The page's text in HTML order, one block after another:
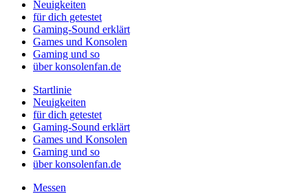
Neuigkeiten
für dich getestet
Gaming-Sound erklärt
Games und Konsolen
Gaming und so
über konsolenfan.de
Startlinie
Neuigkeiten
für dich getestet
Gaming-Sound erklärt
Games und Konsolen
Gaming und so
über konsolenfan.de
Messen